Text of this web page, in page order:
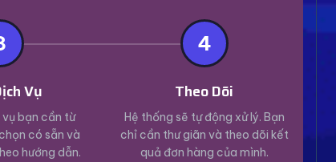
Vụ
bạn cần từ
có sẵn và
hướng dẫn.
4
Theo Dõi
Hệ thống sẽ tự động xử lý. Bạn
chỉ cần thư giãn và theo dõi kết
quả đơn hàng của mình.